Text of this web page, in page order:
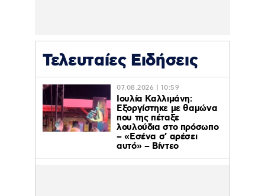
Τελευταίες Ειδήσεις
07.08.2026 | 10:59
Ιουλία Καλλιμάνη:
Εξοργίστηκε με θαμώνα
που της πέταξε
λουλούδια στο πρόσωπο
– «Εσένα σ’ αρέσει
αυτό» – Βίντεο